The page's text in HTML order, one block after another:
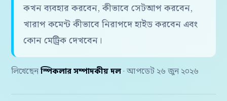
কখন ব্যবহার করবেন, কীভাবে সেটআপ করবেন,
খারাপ কমেন্ট কীভাবে নিরাপদে হাইড করবেন এবং
কোন মেট্রিক দেখবেন।
লিখেছেন স্পিকলার সম্পাদকীয় দল · আপডেট ২৬ জুন ২০২৬